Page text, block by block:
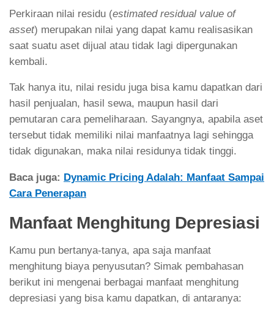
Perkiraan nilai residu (estimated residual value of
asset) merupakan nilai yang dapat kamu realisasikan
saat suatu aset dijual atau tidak lagi dipergunakan
kembali.
Tak hanya itu, nilai residu juga bisa kamu dapatkan dari
hasil penjualan, hasil sewa, maupun hasil dari
pemutaran cara pemeliharaan. Sayangnya, apabila aset
tersebut tidak memiliki nilai manfaatnya lagi sehingga
tidak digunakan, maka nilai residunya tidak tinggi.
Baca juga: Dynamic Pricing Adalah: Manfaat Sampai
Cara Penerapan
Manfaat Menghitung Depresiasi
Kamu pun bertanya-tanya, apa saja manfaat
menghitung biaya penyusutan? Simak pembahasan
berikut ini mengenai berbagai manfaat menghitung
depresiasi yang bisa kamu dapatkan, di antaranya: